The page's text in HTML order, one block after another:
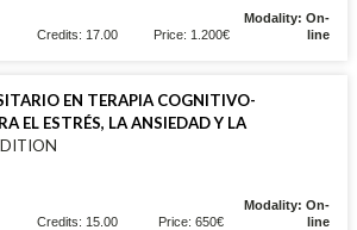
Credits: 17.00 Price: 1.200€
Modality: On-
line
EN TERAPIA COGNITIVO-
EL ESTRÉS, LA ANSIEDAD Y LA
Credits: 15.00 Price: 650€
Modality: On-
line